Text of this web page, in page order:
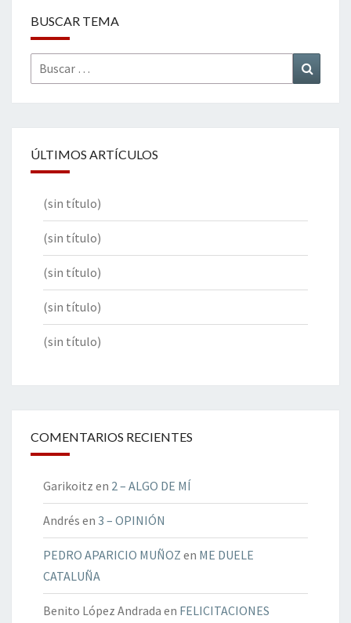
BUSCAR TEMA
Buscar
por:
ÚLTIMOS ARTÍCULOS
(sin título)
(sin título)
(sin título)
(sin título)
(sin título)
COMENTARIOS RECIENTES
Garikoitz en 2 – ALGO DE MÍ
Andrés en 3 – OPINIÓN
PEDRO APARICIO MUÑOZ en ME DUELE
CATALUÑA
Benito López Andrada en FELICITACIONES